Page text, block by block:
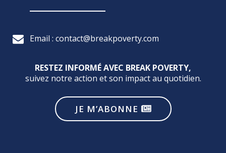
Email : contact@breakpoverty.com
RESTEZ INFORMÉ AVEC BREAK POVERTY,
suivez notre action et son impact au quotidien.
JE M’ABONNE